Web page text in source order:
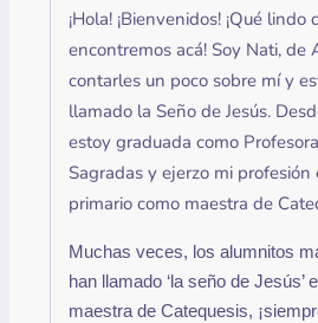
¡Hola! ¡Bienvenidos! ¡Qué lindo
encontremos acá! Soy Nati, de
contarles un poco sobre mí y
llamado la Seño de Jesús.
estoy graduada como
Sagradas y ejerzo mi
primario como maestra de
Muchas veces, los alumnitos
han llamado ‘la seño de Jesús’
maestra de Catequesis,